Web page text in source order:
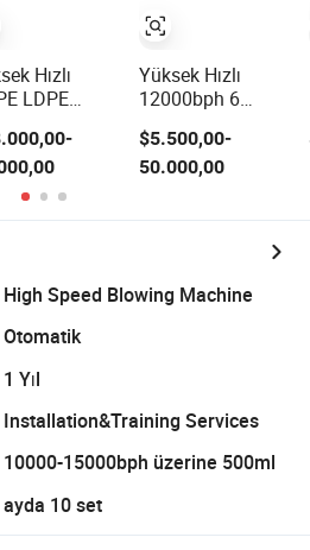
Hızlı
LDPE
İki Üç
Çok
Katman
a B a
Ekstrüzyon
Makinesi
Yüksek Hızlı
12000bph 6
Üfleme Makinesi
Su Tesisi Eceng
Üfleme Makinesi
Su Şişesi Üfleme
PLC Servo
$5.500,00-
50.000,00
High Speed Blowing Machine
Otomatik
1 Yıl
Installation&Training Services
10000-15000bph üzerine 500ml
ayda 10 set